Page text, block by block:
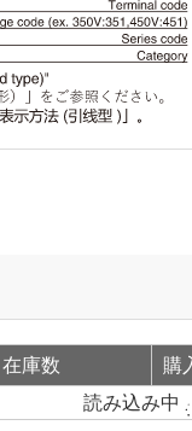
在庫数
購
読み込み中